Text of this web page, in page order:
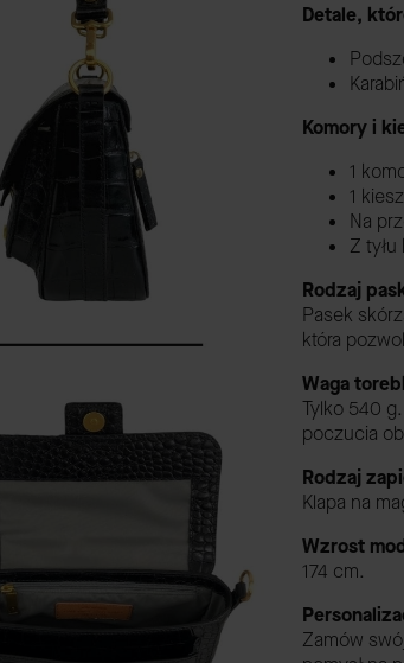
Detale,
Komory i
1
1
Na
Z
Rodzaj
Pasek
która
Waga
Tylko 540
poczucia
Rodzaj
Klapa na
Wzrost
174 cm.
Zamów